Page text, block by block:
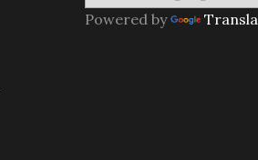
Powered by